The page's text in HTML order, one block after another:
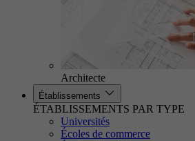
Architecte
Établissements
ÉTABLISSEMENTS PAR TYPE
Universités
Écoles de commerce